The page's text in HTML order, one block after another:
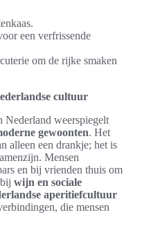
een verfrissende
om de rijke smaken
cultuur
Nederland weerspiegelt
gewoonten. Het
alleen een drankje; het is
Mensen
en bij vrienden thuis om
wijn en sociale
aperitiefcultuur
die mensen